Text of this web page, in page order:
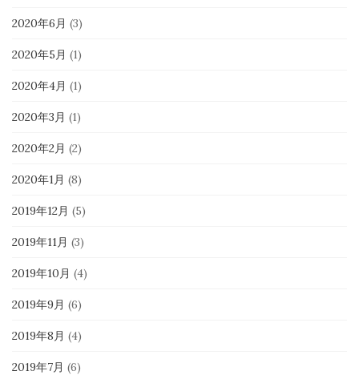
2020年6月 (3)
2020年5月 (1)
2020年4月 (1)
2020年3月 (1)
2020年2月 (2)
2020年1月 (8)
2019年12月 (5)
2019年11月 (3)
2019年10月 (4)
2019年9月 (6)
2019年8月 (4)
2019年7月 (6)